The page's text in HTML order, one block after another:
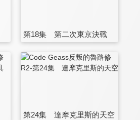
第18集 第二次東京決戰
第24集 達摩克里斯的天空